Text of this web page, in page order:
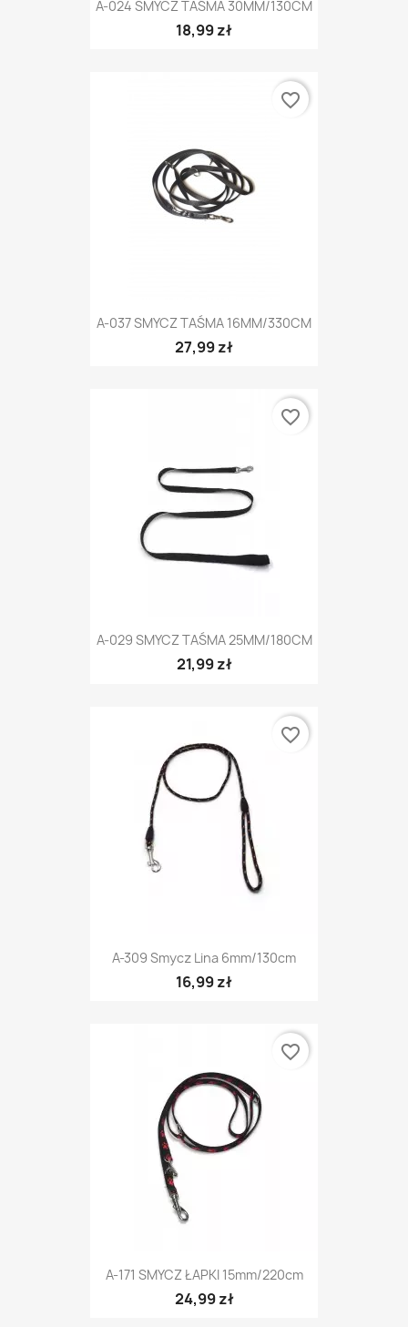
A-024 SMYCZ TAŚMA 30MM/130CM
18,99 zł
A-037 SMYCZ TAŚMA 16MM/330CM
27,99 zł
favorite_border
A-029 SMYCZ TAŚMA 25MM/180CM
21,99 zł
favorite_border
A-309 Smycz Lina 6mm/130cm
16,99 zł
favorite_border
A-171 SMYCZ ŁAPKI 15mm/220cm
24,99 zł
favorite_border